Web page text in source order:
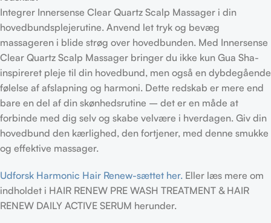
Integrer Innersense Clear Quartz Scalp Massager i din
hovedbundsplejerutine. Anvend let tryk og bevæg
massageren i blide strøg over hovedbunden. Med Innersense
Clear Quartz Scalp Massager bringer du ikke kun Gua Sha-
inspireret pleje til din hovedbund, men også en dybdegående
følelse af afslapning og harmoni. Dette redskab er mere end
bare en del af din skønhedsrutine – det er en måde at
forbinde med dig selv og skabe velvære i hverdagen. Giv din
hovedbund den kærlighed, den fortjener, med denne smukke
og effektive massager.
Udforsk Harmonic Hair Renew-sættet her. Eller læs mere om
indholdet i HAIR RENEW PRE WASH TREATMENT & HAIR
RENEW DAILY ACTIVE SERUM herunder.